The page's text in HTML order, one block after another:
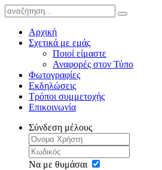
Αρχική
Σχετικά με εμάς
Ποιοί είμαστε
Αναφορές στον Τύπο
Φωτογραφίες
Εκδηλώσεις
Τρόποι συμμετοχής
Επικοινωνία
Σύνδεση μέλους
Να με θυμάσαι